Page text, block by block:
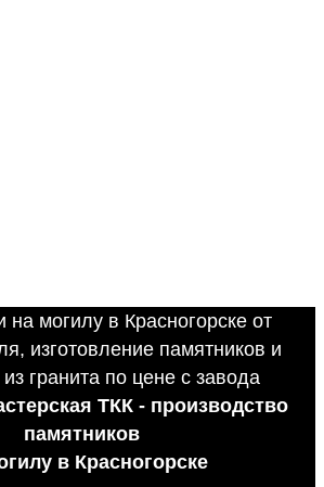
ТКК - производство
памятников
в Красногорске